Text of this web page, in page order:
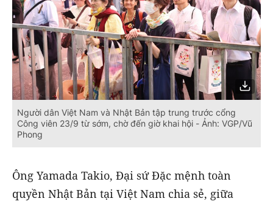
Người dân Việt Nam và Nhật Bản tập trung trước cổng
Công viên 23/9 từ sớm, chờ đến giờ khai hội - Ảnh: VGP/Vũ
Phong
Ông Yamada Takio, Đại sứ Đặc mệnh toàn
quyền Nhật Bản tại Việt Nam chia sẻ, giữa